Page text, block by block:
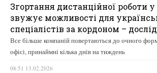
Згортання дистанційної роботи у
звужує можливості для
спеціалістів за кордоном –
Все більше компаній повертаються до очного
офісі, принаймні кілька днів на тиждень
08:51 13.02.2026